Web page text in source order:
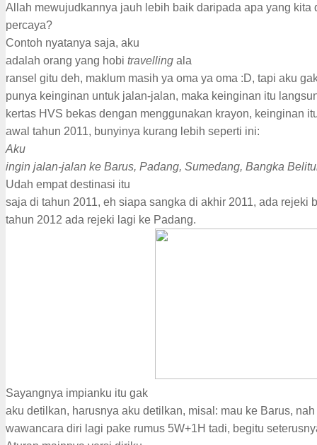
Allah mewujudkannya jauh lebih baik daripada apa yang kita
percaya?
Contoh nyatanya saja, aku
adalah orang yang hobi travelling ala
ransel gitu deh, maklum masih ya oma ya oma :D, tapi aku
punya keinginan untuk jalan-jalan, maka keinginan itu
kertas HVS bekas dengan menggunakan krayon, keinginan
awal tahun 2011, bunyinya kurang lebih seperti ini:
Aku
ingin jalan-jalan ke Barus, Padang, Sumedang, Bangka
Udah empat destinasi itu
saja di tahun 2011, eh siapa sangka di akhir 2011, ada rejeki
tahun 2012 ada rejeki lagi ke Padang.
Sayangnya impianku itu gak
aku detilkan, harusnya aku detilkan, misal: mau ke Barus,
wawancara diri lagi pake rumus 5W+1H tadi, begitu